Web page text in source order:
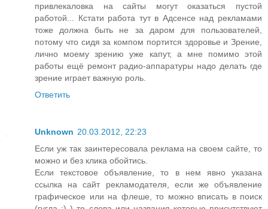
привлекаловка на сайты могут оказаться пустой
работой... Кстати работа тут в Адсенсе над рекламами
тоже должна быть не за даром для пользователей,
потому что сидя за компом портится здоровье и Зрение,
лично моему зрению уже капут, а мне помимо этой
работы ещё ремонт радио-аппаратуры надо делать где
зрение играет важную роль.
Ответить
Unknown 20.03.2012, 22:23
Если уж так заинтересовала реклама на своем сайте, то
можно и без клика обойтись.
Если текстовое объявление, то в нем явно указана
ссылка на сайт рекламодателя, если же объявление
графическое или на флеше, то можно вписать в поиск